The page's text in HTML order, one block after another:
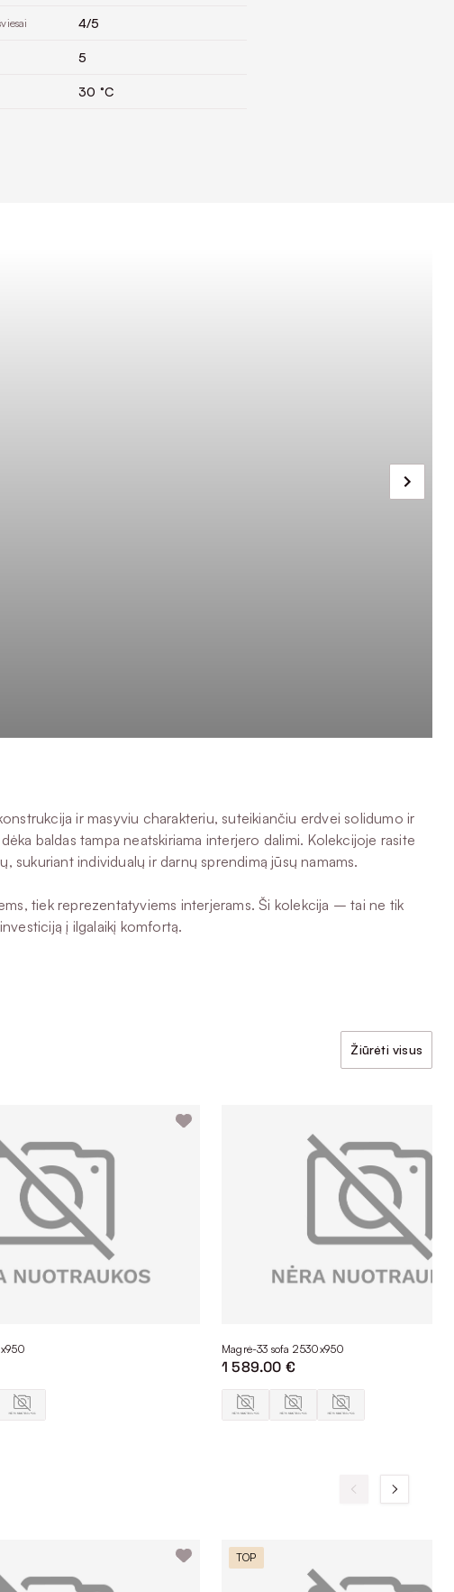
4/5
5
30 °C
ir masyviu charakteriu, suteikiančiu erdvei solidumo ir
baldas tampa neatskiriama interjero dalimi. Kolekcijoje rasite
sukuriant individualų ir darnų sprendimą jūsų namams.
tiek reprezentatyviems interjerams. Ši kolekcija – tai ne tik
į ilgalaikį komfortą.
Žiūrėti visus
Magrė-33 sofa 2530x950
1 589.00 €
TOP